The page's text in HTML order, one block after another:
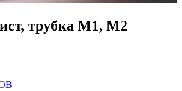
трубка М1, М2